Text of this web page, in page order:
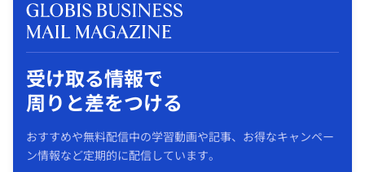
受け取る情報で
周りと差をつける
おすすめや無料配信中の学習動画や記事、お得なキャンペー
ン情報など定期的に配信しています。